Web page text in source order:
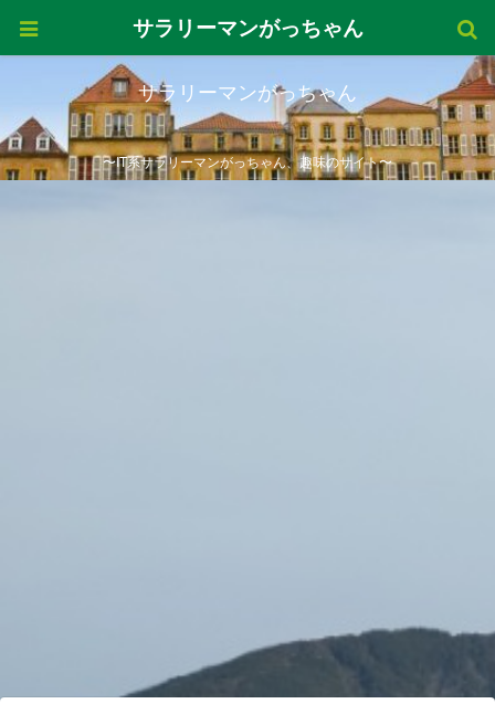
サラリーマンがっちゃん
〜IT系サラリーマンがっちゃん、趣味のサイト〜
サラリーマンがっちゃん